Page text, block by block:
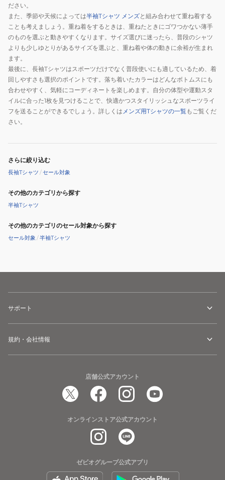
ださい。
また、季節や天候によっては半袖Tシャツ メンズと組み合わせて重ね着する
ことも考えましょう。重ね着をするときは、重ねたときにゴワつかない薄手
のものを選ぶと動きやすくなります。サイズ選びに迷ったら、普段のシャツ
よりも少しゆとりがあるサイズを選ぶと、重ね着や体の動きに余裕が生まれ
ます。
最後に、長袖Tシャツはスポーツだけでなく普段使いにも適しているため、着
回しやすさも選択のポイントです。落ち着いたカラーはどんなボトムスにも
合わせやすく、気軽にコーディネートを楽しめます。自分の体型や運動スタ
イルに合った1枚を見つけることで、快適かつスタイリッシュなスポーツライ
フを送ることができるでしょう。詳しくは メンズ用Tシャツの一覧もご覧くだ
さい。
さらに絞り込む
長袖Tシャツ /セール対象
その他のカテゴリから探す
半袖Tシャツ
その他のカテゴリのセール対象から探す
セール対象 /半袖Tシャツ
サポート
規約・会社情報
店舗公式アカウント
オンラインストア公式アカウント
ゼビオグループ公式アプリ